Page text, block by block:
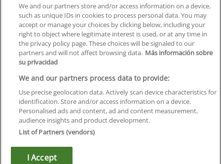
Centros
Orientación
Quiénes somos
Contacta
Aviso Legal
Política de Privacidad
Política de Cookies
Canal Ético
We and our partners store and/or access information on a device,
such as unique IDs in cookies to process personal data. You may
accept or manage your choices by clicking below, including your
right to object where legitimate interest is used, or at any time in
the privacy policy page. These choices will be signaled to our
partners and will not affect browsing data. Más información sobre
su privacidad
We and our partners process data to provide:
Use precise geolocation data. Actively scan device characteristics for
identification. Store and/or access information on a device.
Personalised ads and content, ad and content measurement,
audience insights and product development.
List of Partners (vendors)
I Accept